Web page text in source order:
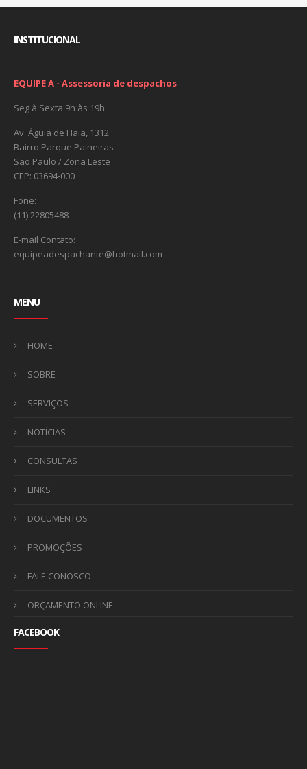
INSTITUCIONAL
EQUIPE A - Assessoria de despachos
Seg à Sexta 9h às 19h
Av. Águia de Haia, 1312
Bairro Parque Paineiras
São Paulo / Zona Leste
CEP: 03694-000
Fone:
(11) 22805488
E-mail Contato:
equipeadespachante@hotmail.com
MENU
HOME
SOBRE
SERVIÇOS
NOTÍCIAS
CONSULTAS
LINKS
DOCUMENTOS
PROMOÇÕES
FALE CONOSCO
ORÇAMENTO ONLINE
FACEBOOK